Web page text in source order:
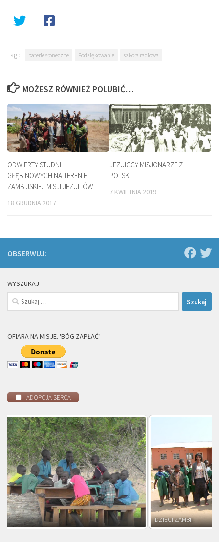
Tagi: baterie słoneczne Podziękowanie szkoła radiowa
MOŻESZ RÓWNIEŻ POLUBIĆ…
ODWIERTY STUDNI
GŁĘBINOWYCH NA TERENIE
ZAMBIJSKIEJ MISJI JEZUITÓW
18 GRUDNIA 2017
JEZUICCY MISJONARZE Z
POLSKI
7 KWIETNIA 2019
OBSERWUJ:
WYSZUKAJ
Szukaj:
OFIARA NA MISJE. 'BÓG ZAPŁAĆ’
ADOPCJA SERCA
DZIECI ZAMBII